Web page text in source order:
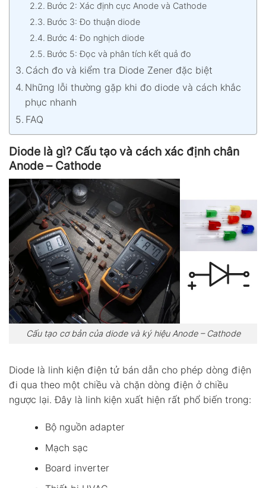
Bước 2: Xác định cực Anode và Cathode
Bước 3: Đo thuận diode
Bước 4: Đo nghịch diode
Bước 5: Đọc và phân tích kết quả đo
Cách đo và kiểm tra Diode Zener đặc biệt
Những lỗi thường gặp khi đo diode và cách khắc
phục nhanh
FAQ
Diode là gì? Cấu tạo và cách xác định chân
Anode – Cathode
Cấu tạo cơ bản của diode và ký hiệu Anode – Cathode
Diode là linh kiện điện tử bán dẫn cho phép dòng điện
đi qua theo một chiều và chặn dòng điện ở chiều
ngược lại. Đây là linh kiện xuất hiện rất phổ biến trong:
Bộ nguồn adapter
Mạch sạc
Board inverter